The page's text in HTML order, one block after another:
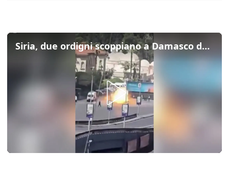
Siria, due ordigni scoppiano a Damasco durante la visita di Macron